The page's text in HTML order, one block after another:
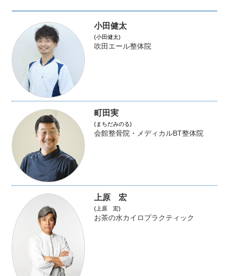
小田健太
(小田健太)
吹田エール整体院
町田実
(まちだみのる)
会館整骨院・メディカルBT整体院
上原 宏
(上原 宏)
お茶の水カイロプラクティック